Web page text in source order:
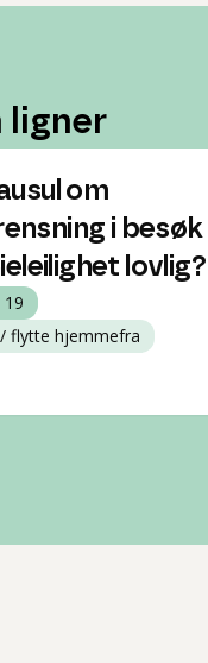
ligner
om
i besøk
lovlig?
19
flytte hjemmefra